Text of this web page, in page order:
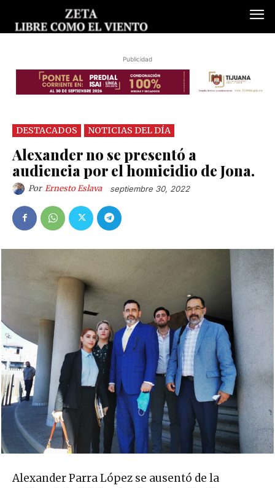
Publicidad
DESTACADOS NOTICIAS DEL DÍA
Alexander no se presentó a
audiencia por el homicidio de Jona.
Por Ernesto Eslava septiembre 30, 2022
Alexander Parra López se ausentó de la